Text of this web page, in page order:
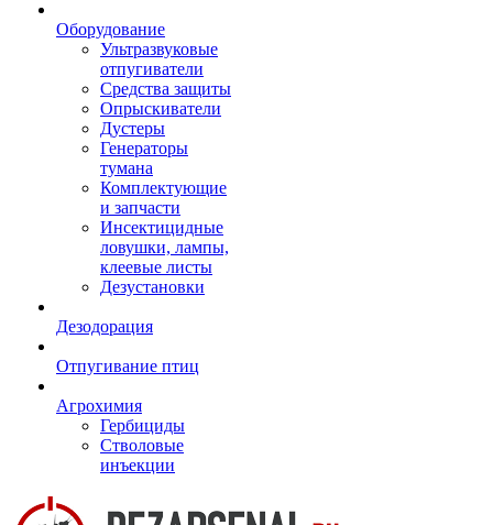
Оборудование
Ультразвуковые
отпугиватели
Средства защиты
Опрыскиватели
Дустеры
Генераторы
тумана
Комплектующие
и запчасти
Инсектицидные
ловушки, лампы,
клеевые листы
Дезустановки
Дезодорация
Отпугивание птиц
Агрохимия
Гербициды
Стволовые
инъекции